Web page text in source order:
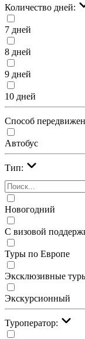
Количество дней:
7 дней
8 дней
9 дней
10 дней
Cпособ
Автобус
Тип:
Новогодний
С визовой
Туры по Европе
Эксклюзивные
Экскурсионный
Туроператор: